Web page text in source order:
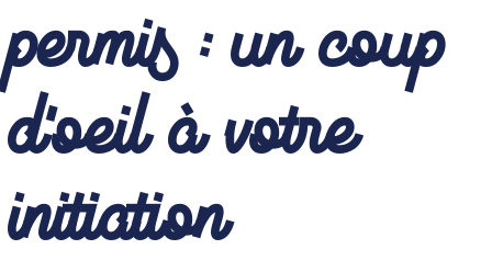
permis : un coup
d'oeil à votre
initiation